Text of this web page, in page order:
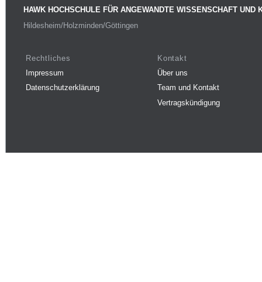
HAWK HOCHSCHULE FÜR ANGEWANDTE WISSENSCHAFT UND
Hildesheim/Holzminden/Göttingen
Rechtliches
Impressum
Datenschutzerklärung
Kontakt
Über uns
Team und Kontakt
Vertragskündigung